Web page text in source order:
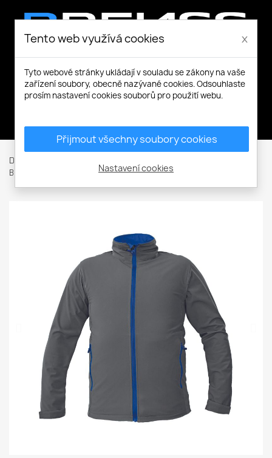
Domů
Bundy
Softshellové bundy NAMSEN softshellová bunda
Tento web využívá cookies x
Tyto webové stránky ukládají v souladu se zákony na vaše
zařízení soubory, obecně nazývané cookies. Odsouhlaste
prosím nastavení cookies souborů pro použití webu.
Přijmout všechny soubory cookies
Nastavení cookies